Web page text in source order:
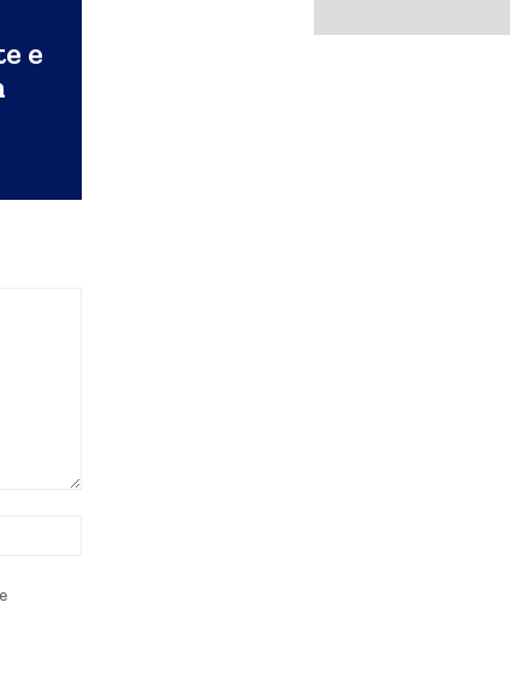
e